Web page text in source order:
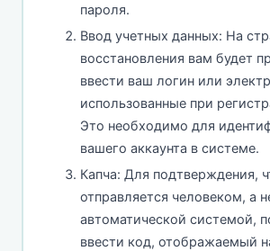
пароля.
Ввод учетных данных: На
восстановления вам будет
ввести ваш логин или
использованные при
Это необходимо для
вашего аккаунта в системе.
Капча: Для подтверждения,
отправляется человеком, а
автоматической системой,
ввести код, отображаемый